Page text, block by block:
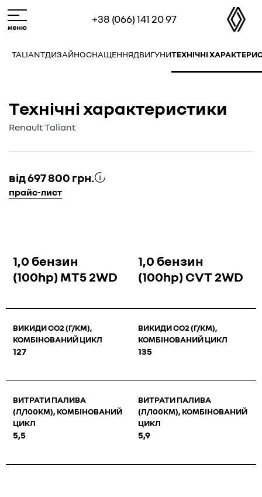
to
main
+38 (066) 141 20 97
TALIANTДИЗАЙНОСНАЩЕННЯДВИГУНИТЕХНІЧНІ
Технічні характеристики
Renault Taliant
від 697 800 грн.
прайс-лист
1,0 бензин
(100hp) MT5 2WD
1,0 бензин
(100hp) CVT 2WD
ВИКИДИ СО2 (Г/КМ),
КОМБІНОВАНИЙ ЦИКЛ
127
ВИКИДИ СО2 (Г/КМ),
КОМБІНОВАНИЙ ЦИКЛ
135
ВИТРАТИ ПАЛИВА
(Л/100КМ), КОМБІНОВАНИЙ
ЦИКЛ
5,5
ВИТРАТИ ПАЛИВА
(Л/100КМ), КОМБІНОВАНИЙ
ЦИКЛ
5,9